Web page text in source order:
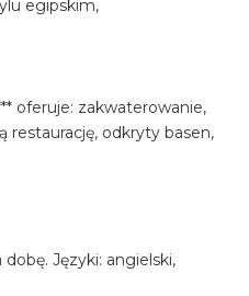
egipskim,
oferuje: zakwaterowanie,
restaurację, odkryty basen,
Języki: angielski,